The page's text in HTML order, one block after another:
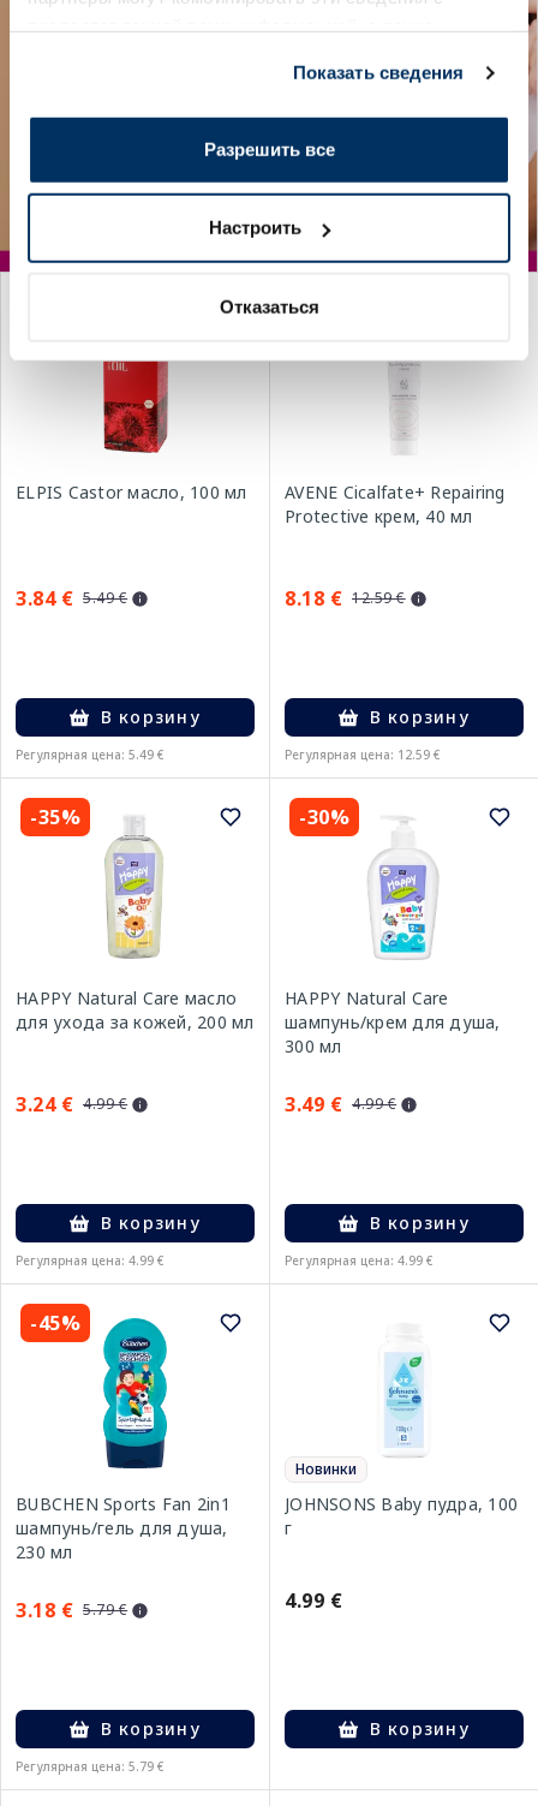
Показать сведения
Разрешить все
Настроить
Отказаться
ELPIS Castor масло, 100 мл
3.84 € 5.49 €
В корзину
Регулярная цена: 5.49 €
-35%
AVENE Cicalfate+ Repairing
Protective крем, 40 мл
8.18 € 12.59 €
В корзину
Регулярная цена: 12.59 €
-35%
HAPPY Natural Care масло
для ухода за кожей, 200 мл
3.24 € 4.99 €
В корзину
Регулярная цена: 4.99 €
-30%
HAPPY Natural Care
шампунь/крем для душа,
300 мл
3.49 € 4.99 €
В корзину
Регулярная цена: 4.99 €
-45%
BUBCHEN Sports Fan 2in1
шампунь/гель для душа,
230 мл
3.18 € 5.79 €
В корзину
Регулярная цена: 5.79 €
Новинки
JOHNSONS Baby пудра, 100
г
4.99 €
В корзину